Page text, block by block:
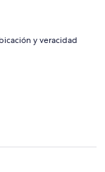
y veracidad